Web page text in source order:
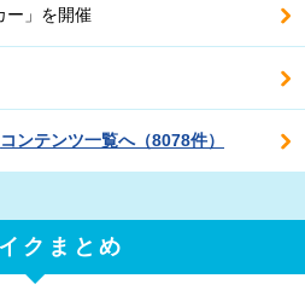
ー」を開催
コンテンツ一覧へ（8078件）
クまとめ